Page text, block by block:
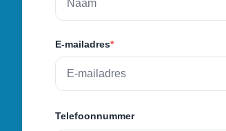
E-mailadres*
Telefoonnummer